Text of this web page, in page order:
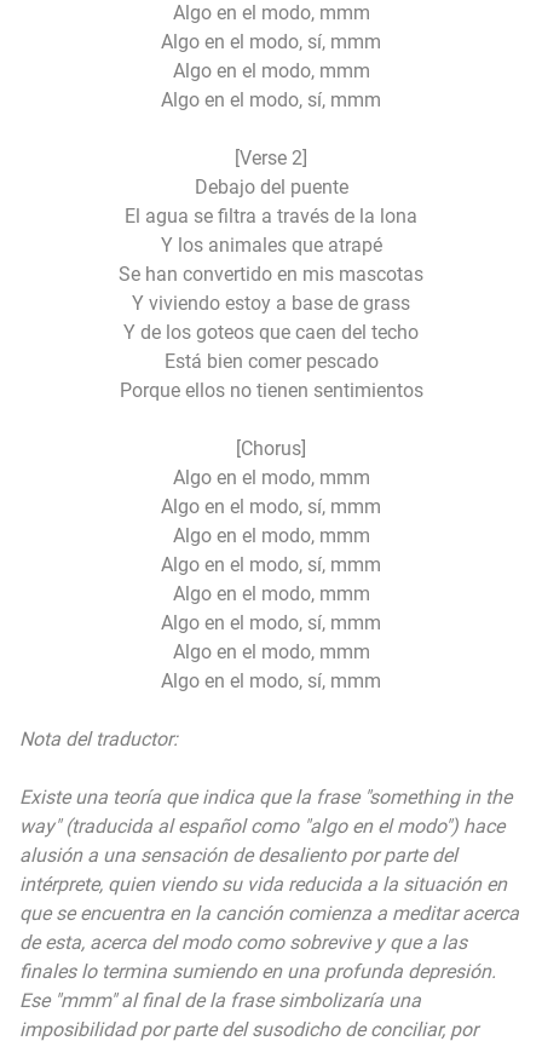
Algo en el modo, mmm
Algo en el modo, sí, mmm
Algo en el modo, mmm
Algo en el modo, sí, mmm
[Verse 2]
Debajo del puente
El agua se filtra a través de la lona
Y los animales que atrapé
Se han convertido en mis mascotas
Y viviendo estoy a base de grass
Y de los goteos que caen del techo
Está bien comer pescado
Porque ellos no tienen sentimientos
[Chorus]
Algo en el modo, mmm
Algo en el modo, sí, mmm
Algo en el modo, mmm
Algo en el modo, sí, mmm
Algo en el modo, mmm
Algo en el modo, sí, mmm
Algo en el modo, mmm
Algo en el modo, sí, mmm
Nota del traductor:
Existe una teoría que indica que la frase "something in the
way" (traducida al español como "algo en el modo") hace
alusión a una sensación de desaliento por parte del
intérprete, quien viendo su vida reducida a la situación en
que se encuentra en la canción comienza a meditar acerca
de esta, acerca del modo como sobrevive y que a las
finales lo termina sumiendo en una profunda depresión.
Ese "mmm" al final de la frase simbolizaría una
imposibilidad por parte del susodicho de conciliar, por